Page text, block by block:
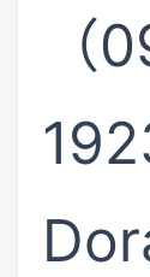
（